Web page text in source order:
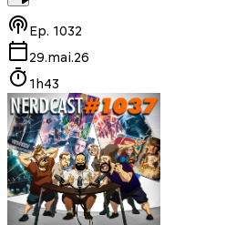
Ep. 1032
29.mai.26
1h43